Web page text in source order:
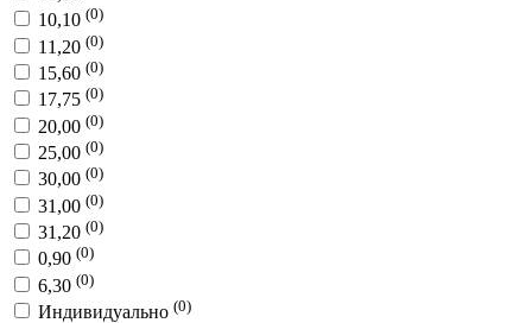
10,10 (0)
11,20 (0)
15,60 (0)
17,75 (0)
20,00 (0)
25,00 (0)
30,00 (0)
31,00 (0)
31,20 (0)
0,90 (0)
6,30 (0)
Индивидуально (0)